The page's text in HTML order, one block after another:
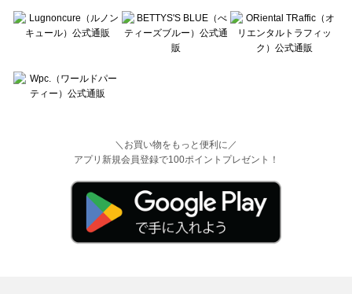
＼お買い物をもっと便利に／
アプリ新規会員登録で100ポイントプレゼント！